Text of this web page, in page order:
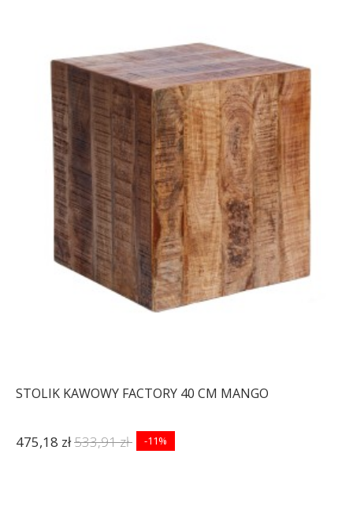
STOLIK KAWOWY FACTORY 40 CM MANGO
475,18 zł533,91 zł -11%